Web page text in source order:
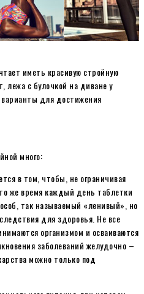
иметь красивую стройную
лежа с булочкой на диване у
варианты для достижения
много:
в том, чтобы, не ограничивая
же время каждый день таблетки
так называемый «ленивый», но
для здоровья. Не все
организмом и осваиваются
заболеваний желудочно –
можно только под